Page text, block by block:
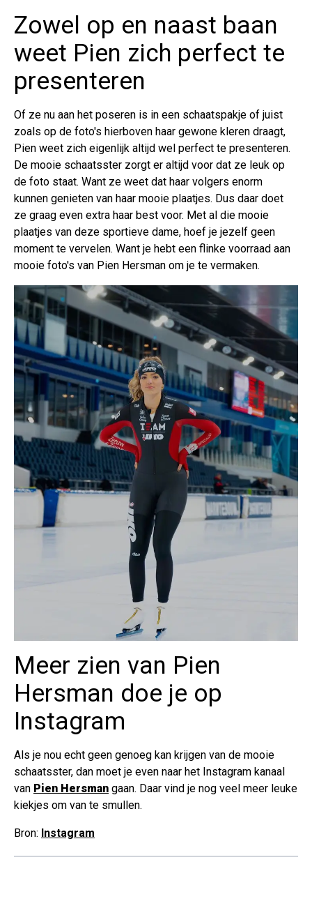
Zowel op en naast baan
weet Pien zich perfect te
presenteren
Of ze nu aan het poseren is in een schaatspakje of juist
zoals op de foto's hierboven haar gewone kleren draagt,
Pien weet zich eigenlijk altijd wel perfect te presenteren.
De mooie schaatsster zorgt er altijd voor dat ze leuk op
de foto staat. Want ze weet dat haar volgers enorm
kunnen genieten van haar mooie plaatjes. Dus daar doet
ze graag even extra haar best voor. Met al die mooie
plaatjes van deze sportieve dame, hoef je jezelf geen
moment te vervelen. Want je hebt een flinke voorraad aan
mooie foto's van Pien Hersman om je te vermaken.
Meer zien van Pien
Hersman doe je op
Instagram
Als je nou echt geen genoeg kan krijgen van de mooie
schaatsster, dan moet je even naar het Instagram kanaal
van Pien Hersman gaan. Daar vind je nog veel meer leuke
kiekjes om van te smullen.
Bron: Instagram